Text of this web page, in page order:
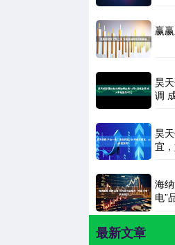
赢
昊
调
昊
宜
海
电”
最新文章